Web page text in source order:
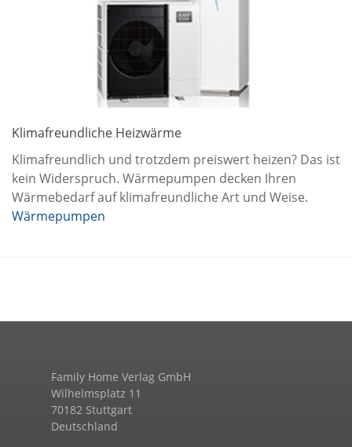
Klimafreundliche Heizwärme
Klimafreundlich und trotzdem preiswert heizen? Das ist
kein Widerspruch. Wärmepumpen decken Ihren
Wärmebedarf auf klimafreundliche Art und Weise.
Wärmepumpen
Family Home Verlag GmbH
Wilhelmsplatz 11
70182 Stuttgart
Deutschland